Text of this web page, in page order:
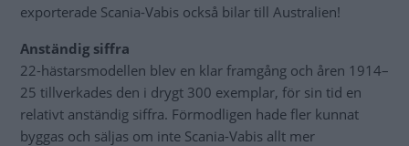
exporterade Scania-Vabis också bilar till Australien!
Anständig siffra
22-hästarsmodellen blev en klar framgång och åren 1914–
25 tillverkades den i drygt 300 exemplar, för sin tid en
relativt anständig siffra. Förmodligen hade fler kunnat
byggas och säljas om inte Scania-Vabis allt mer